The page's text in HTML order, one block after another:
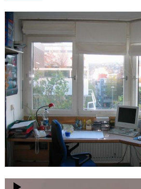
Video-